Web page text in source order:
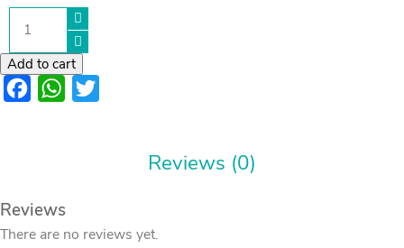
سلة
حبال
quantity
Add to cart
FacebookWhatsApp
Reviews (0)
Reviews
There are no reviews yet.